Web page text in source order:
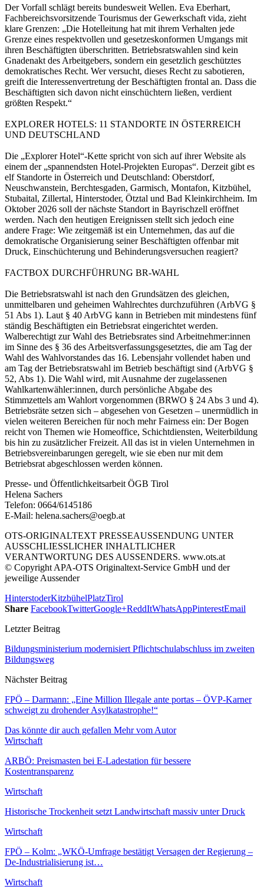
Der Vorfall schlägt bereits bundesweit Wellen. Eva Eberhart,
Fachbereichsvorsitzende Tourismus der Gewerkschaft vida, zieht
klare Grenzen: „Die Hotelleitung hat mit ihrem Verhalten jede
Grenze eines respektvollen und gesetzeskonformen Umgangs mit
ihren Beschäftigten überschritten. Betriebsratswahlen sind kein
Gnadenakt des Arbeitgebers, sondern ein gesetzlich geschütztes
demokratisches Recht. Wer versucht, dieses Recht zu sabotieren,
greift die Interessenvertretung der Beschäftigten frontal an. Dass die
Beschäftigten sich davon nicht einschüchtern ließen, verdient
größten Respekt.“
EXPLORER HOTELS: 11 STANDORTE IN ÖSTERREICH
UND DEUTSCHLAND
Die „Explorer Hotel“-Kette spricht von sich auf ihrer Website als
einem der „spannendsten Hotel-Projekten Europas“. Derzeit gibt es
elf Standorte in Österreich und Deutschland: Oberstdorf,
Neuschwanstein, Berchtesgaden, Garmisch, Montafon, Kitzbühel,
Stubaital, Zillertal, Hinterstoder, Ötztal und Bad Kleinkirchheim. Im
Oktober 2026 soll der nächste Standort in Bayrischzell eröffnet
werden. Nach den heutigen Ereignissen stellt sich jedoch eine
andere Frage: Wie zeitgemäß ist ein Unternehmen, das auf die
demokratische Organisierung seiner Beschäftigten offenbar mit
Druck, Einschüchterung und Behinderungsversuchen reagiert?
FACTBOX DURCHFÜHRUNG BR-WAHL
Die Betriebsratswahl ist nach den Grundsätzen des gleichen,
unmittelbaren und geheimen Wahlrechtes durchzuführen (ArbVG §
51 Abs 1). Laut § 40 ArbVG kann in Betrieben mit mindestens fünf
ständig Beschäftigten ein Betriebsrat eingerichtet werden.
Walberechtigt zur Wahl des Betriebsrates sind Arbeitnehmer:innen
im Sinne des § 36 des Arbeitsverfassungsgesetztes, die am Tag der
Wahl des Wahlvorstandes das 16. Lebensjahr vollendet haben und
am Tag der Betriebsratswahl im Betrieb beschäftigt sind (ArbVG §
52, Abs 1). Die Wahl wird, mit Ausnahme der zugelassenen
Wahlkartenwähler:innen, durch persönliche Abgabe des
Stimmzettels am Wahlort vorgenommen (BRWO § 24 Abs 3 und 4).
Betriebsräte setzen sich – abgesehen von Gesetzen – unermüdlich in
vielen weiteren Bereichen für noch mehr Fairness ein: Der Bogen
reicht von Themen wie Homeoffice, Schichtdiensten, Weiterbildung
bis hin zu zusätzlicher Freizeit. All das ist in vielen Unternehmen in
Betriebsvereinbarungen geregelt, wie sie eben nur mit dem
Betriebsrat abgeschlossen werden können.
Presse- und Öffentlichkeitsarbeit ÖGB Tirol
Helena Sachers
Telefon: 0664/6145186
E-Mail: helena.sachers@oegb.at
OTS-ORIGINALTEXT PRESSEAUSSENDUNG UNTER
AUSSCHLIESSLICHER INHALTLICHER
VERANTWORTUNG DES AUSSENDERS. www.ots.at
© Copyright APA-OTS Originaltext-Service GmbH und der
jeweilige Aussender
HinterstoderKitzbühelPlatzTirol
Share FacebookTwitterGoogle+ReddItWhatsAppPinterestEmail
Letzter Beitrag
Bildungsministerium modernisiert Pflichtschulabschluss im zweiten
Bildungsweg
Nächster Beitrag
FPÖ – Darmann: „Eine Million Illegale ante portas – ÖVP-Karner
schweigt zu drohender Asylkatastrophe!“
Das könnte dir auch gefallen Mehr vom Autor
Wirtschaft
ARBÖ: Preismasten bei E-Ladestation für bessere
Kostentransparenz
Wirtschaft
Historische Trockenheit setzt Landwirtschaft massiv unter Druck
Wirtschaft
FPÖ – Kolm: „WKÖ-Umfrage bestätigt Versagen der Regierung –
De-Industrialisierung ist…
Wirtschaft